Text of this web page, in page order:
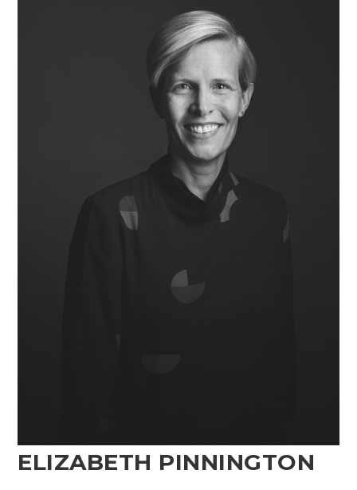
ELIZABETH PINNINGTON